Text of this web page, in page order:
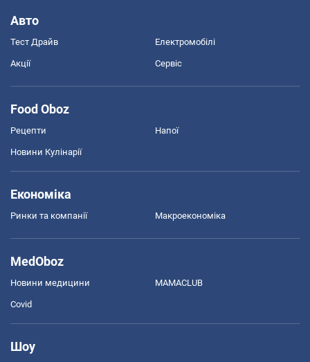
Авто
Тест Драйв Електромобілі
Акції Сервіс
Food Oboz
Рецепти Напої
Новини Кулінарії
Економіка
Ринки та компанії Макроекономіка
MedOboz
Новини медицини MAMACLUB
Covid
Шоу